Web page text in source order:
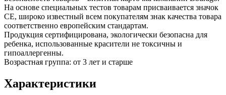
На основе специальных тестов товарам присваивается значок
CE, широко известный всем покупателям знак качества товара
соответственно европейским стандартам.
Продукция сертифицирована, экологически безопасна для
ребенка, использованные красители не токсичны и
гипоаллергенны.
Возрастная группа: от 3 лет и старше
Характеристики